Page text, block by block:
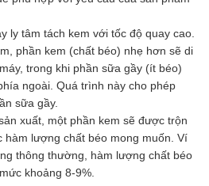
ly tâm tách kem với tốc độ quay cao.
phần kem (chất béo) nhẹ hơn sẽ di
trong khi phần sữa gầy (ít béo)
ngoài. Quá trình này cho phép
sữa gầy.
xuất, một phần kem sẽ được trộn
hàm lượng chất béo mong muốn. Ví
thông thường, hàm lượng chất béo
khoảng 8-9%.